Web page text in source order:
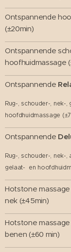
Ontspannende
(±20min)
Ontspannende
hoofhuidmassage
Ontspannende
Rug-, schouder-, nek-,
hoofdhuidmassage
Ontspannende
Rug-, schouder-, nek-,
gelaat- en
Hotstone massage
nek (±45min)
Hotstone
benen (±60 min)